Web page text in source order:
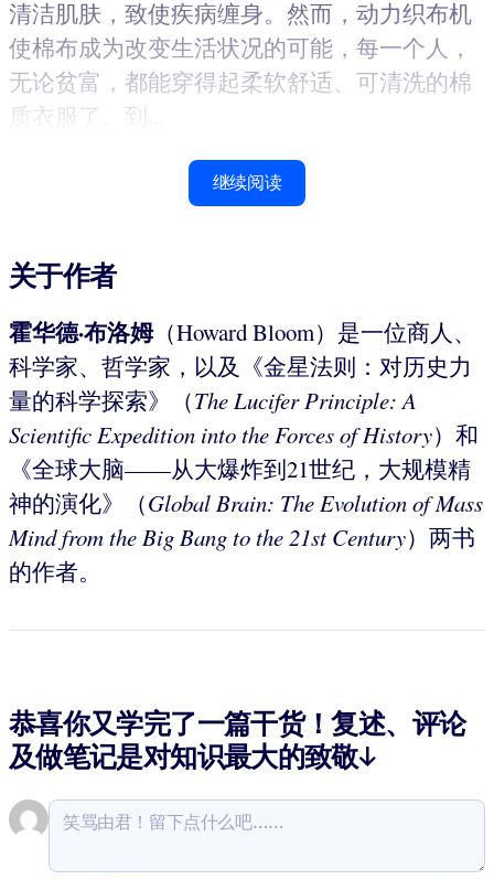
清洁肌肤，致使疾病缠身。然而，动力织布机
使棉布成为改变生活状况的可能，每一个人，
无论贫富，都能穿得起柔软舒适、可清洗的棉
质衣服了。到...
继续阅读
关于作者
霍华德·布洛姆（Howard Bloom）是一位商人、
科学家、哲学家，以及《金星法则：对历史力
量的科学探索》（The Lucifer Principle: A
Scientific Expedition into the Forces ofHistory）和
《全球大脑——从大爆炸到21世纪，大规模精
神的演化》（GlobalBrain: The Evolution of Mass
Mind from the Big Bang to the 21st Century）两书
的作者。
恭喜你又学完了一篇干货！复述、评论
及做笔记是对知识最大的致敬↓